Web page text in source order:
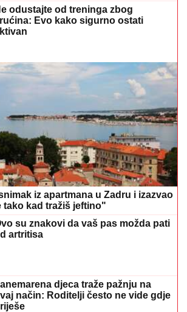
odustajte od treninga zbog
Evo kako sigurno ostati
iz apartmana u Zadru i izazvao
tako kad tražiš jeftino"
su znakovi da vaš pas možda pati
artritisa
djeca traže pažnju na
način: Roditelji često ne vide gdje